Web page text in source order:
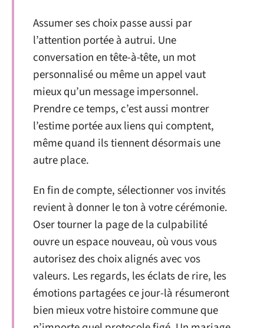
Assumer ses choix passe aussi par
l’attention portée à autrui. Une
conversation en tête-à-tête, un mot
personnalisé ou même un appel vaut
mieux qu’un message impersonnel.
Prendre ce temps, c’est aussi montrer
l’estime portée aux liens qui comptent,
même quand ils tiennent désormais une
autre place.
En fin de compte, sélectionner vos invités
revient à donner le ton à votre cérémonie.
Oser tourner la page de la culpabilité
ouvre un espace nouveau, où vous vous
autorisez des choix alignés avec vos
valeurs. Les regards, les éclats de rire, les
émotions partagées ce jour-là résumeront
bien mieux votre histoire commune que